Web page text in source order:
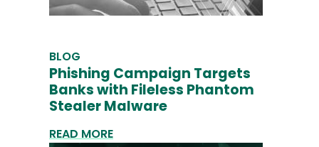
BLOG
Phishing Campaign Targets
Banks with Fileless Phantom
Stealer Malware
READ MORE